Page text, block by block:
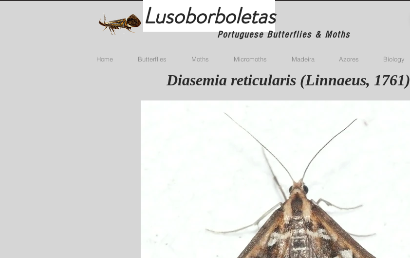
Lusoborboletas
Portuguese Butterflies & Moths
Home Butterflies Moths Micromoths Madeira Azores Biology
Diasemia reticularis (Linnaeus, 1761)